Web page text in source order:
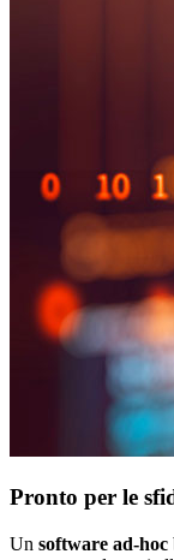
Pronto per le
Un software ad-hoc